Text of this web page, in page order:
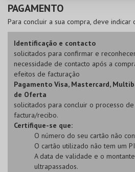
PAGAMENTO
Para concluir a sua compra, deve indicar
Identificação e contacto
solicitados para confirmar e
necessidade de contacto após a
efeitos de facturação
Pagamento Visa, Mastercard,
de Oferta
solicitados para concluir o processo
factura/recibo.
Certifique-se que:
O número do seu cartão não
O cartão utilizado não tem um
A data de validade e o
ultrapassados.